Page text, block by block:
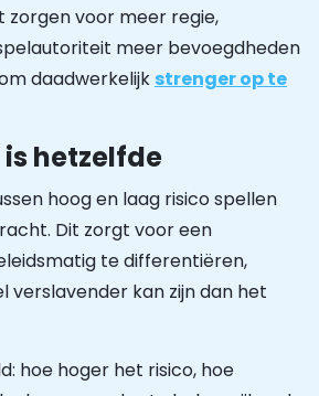
zorgen voor meer regie,
meer bevoegdheden
daadwerkelijk strenger op te
is hetzelfde
hoog en laag risico spellen
Dit zorgt voor een
te differentiëren,
verslavender kan zijn dan het
hoe hoger het risico, hoe